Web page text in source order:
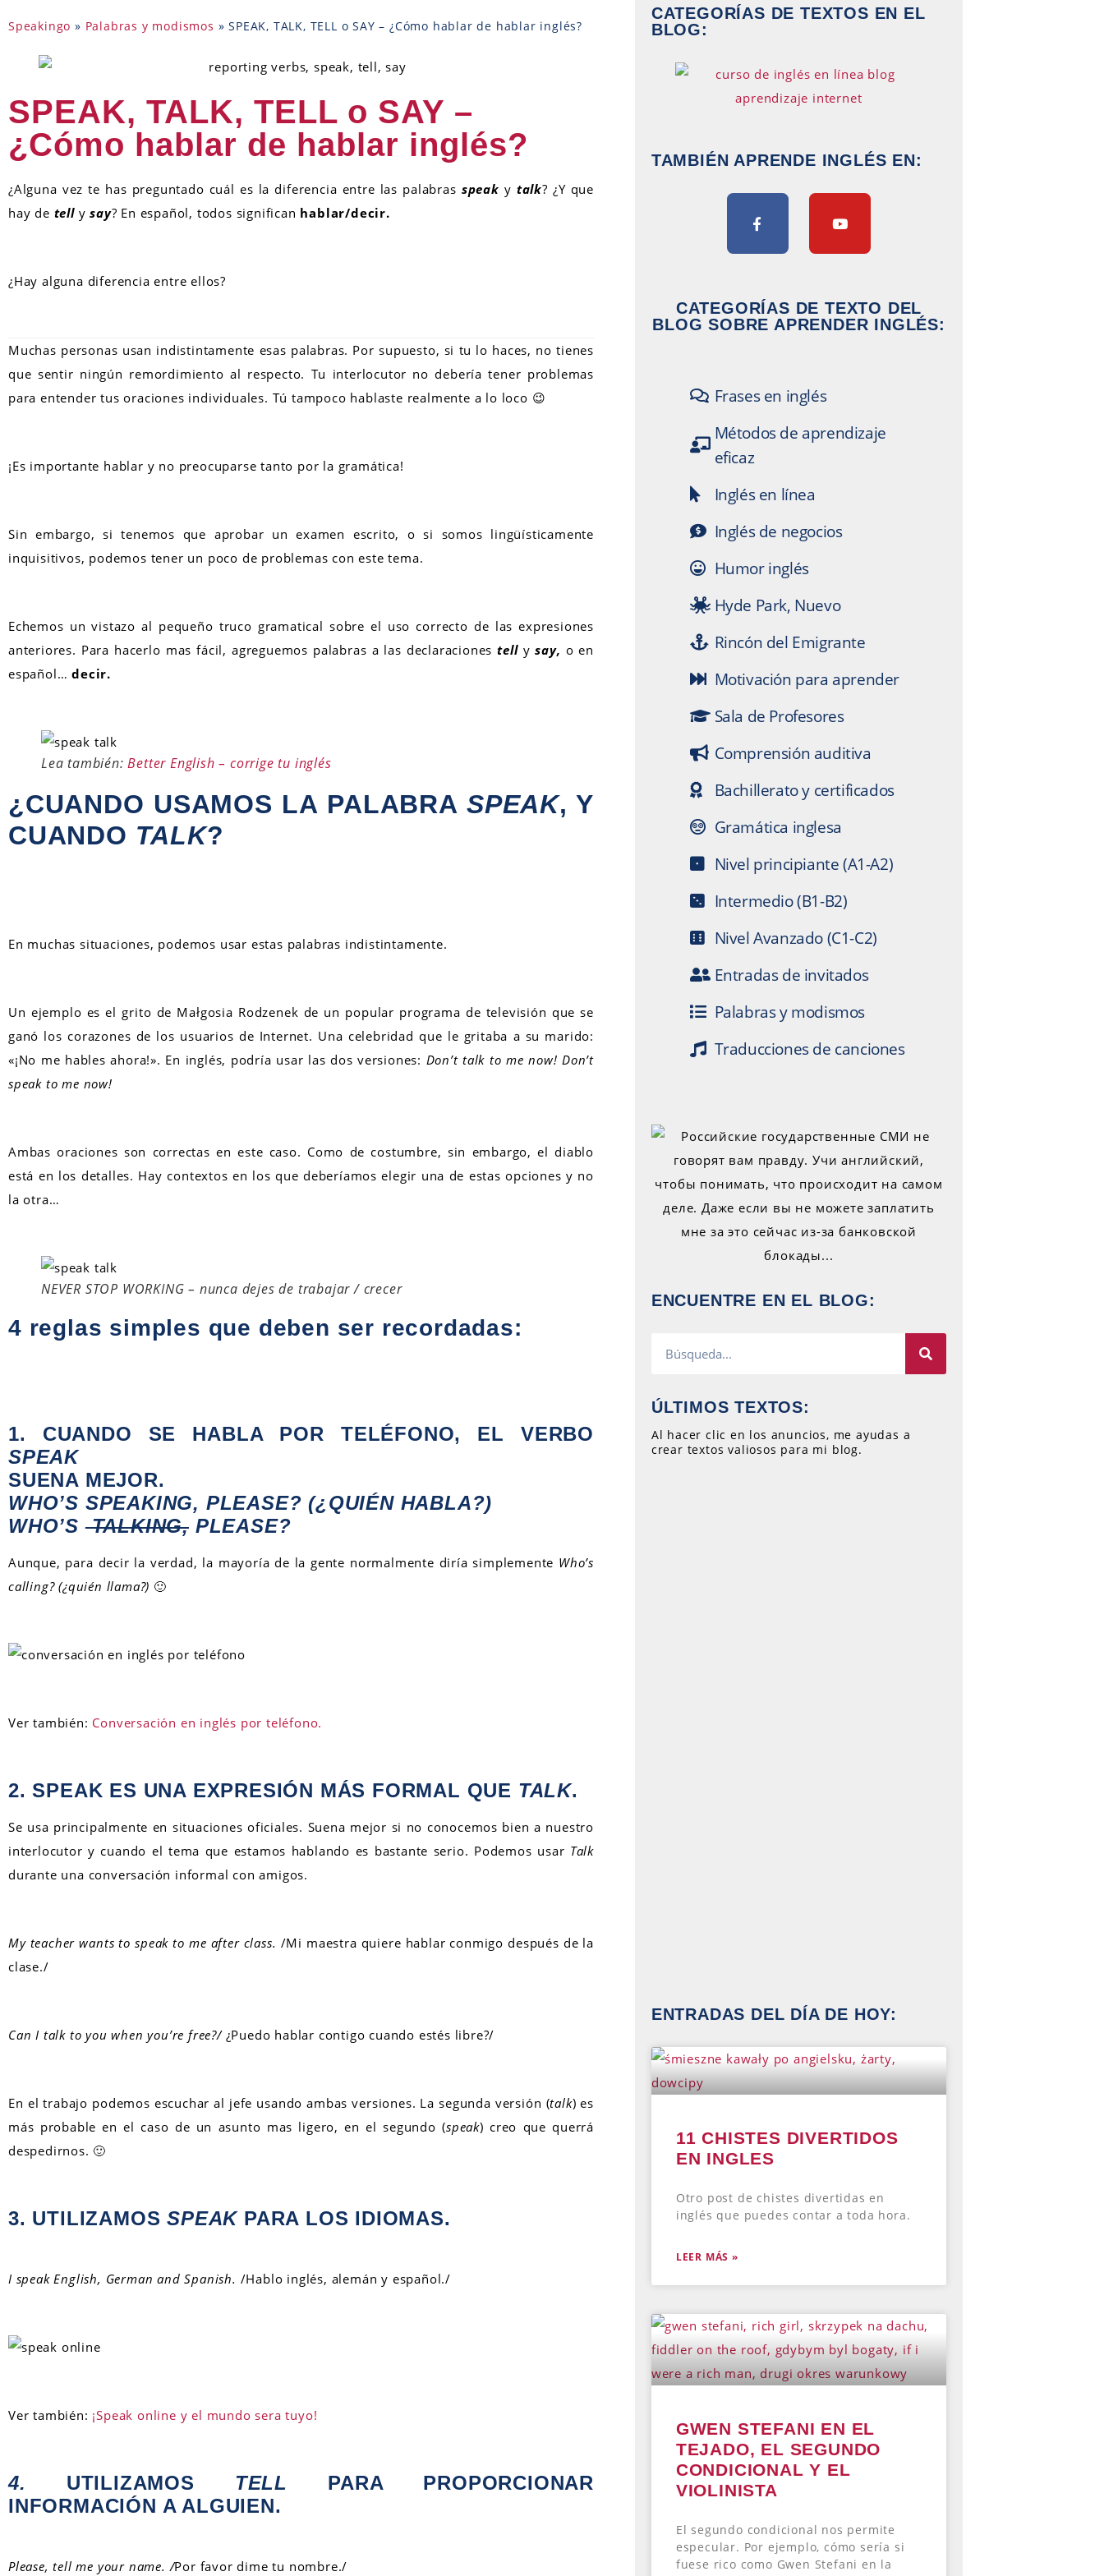
Speakingo » Palabras y modismos »SPEAK, TALK, TELL o SAY – ¿Cómo hablar de hablar inglés?
SPEAK, TALK, TELL o SAY –
¿Cómo hablar de hablar inglés?
¿Alguna vez te has preguntado cuál es la diferencia entre las palabras speak y talk? ¿Y que
hay de tell ysay? En español, todos significan hablar/decir.
¿Hay alguna diferencia entre ellos?
Muchas personas usan indistintamente esas palabras. Por supuesto, si tu lo haces, no tienes
que sentir ningún remordimiento al respecto. Tu interlocutor no debería tener problemas
para entender tus oraciones individuales. Tú tampoco hablaste realmente a lo loco 😉
¡Es importante hablar y no preocuparse tanto por la gramática!
Sin embargo, si tenemos que aprobar un examen escrito, o si somos lingüísticamente
inquisitivos, podemos tener un poco de problemas con este tema.
Echemos un vistazo al pequeño truco gramatical sobre el uso correcto de las expresiones
anteriores. Para hacerlo mas fácil, agreguemos palabras a las declaracionestellysay, o en
español… decir.
Lea también:Better English – corrige tu inglés
¿CUANDO USAMOS LA PALABRASPEAK, Y
CUANDO TALK?
En muchas situaciones, podemos usar estas palabras indistintamente.
Un ejemplo es el grito de Małgosia Rodzenek de un popular programa de televisión que se
ganó los corazones de los usuarios de Internet. Una celebridad que le gritaba a su marido:
«¡No me hables ahora!». En inglés, podría usar las dos versiones: Don’t talk to me now! Don’t
speak to me now!
Ambas oraciones son correctas en este caso. Como de costumbre, sin embargo, el diablo
está en los detalles. Hay contextos en los que deberíamos elegir una de estas opciones y no
la otra…
NEVER STOP WORKING – nunca dejes de trabajar / crecer
4 reglas simples que deben ser recordadas:
1. CUANDO SE HABLA POR TELÉFONO, EL VERBO
SPEAK
SUENA MEJOR.
WHO’S SPEAKING, PLEASE? (¿QUIÉN HABLA?)
WHO’STALKING, PLEASE?
Aunque, para decir la verdad, la mayoría de la gente normalmente diría simplemente Who’s
calling? (¿quién llama?) 🙂
Ver también: Conversación en inglés por teléfono.
2. SPEAK ES UNA EXPRESIÓN MÁS FORMAL QUE TALK.
Se usa principalmente en situaciones oficiales. Suena mejor si no conocemos bien a nuestro
interlocutor y cuando el tema que estamos hablando es bastante serio. Podemos usar Talk
durante una conversación informal con amigos.
My teacher wants to speak to me after class. /Mi maestra quiere hablar conmigo después de la
clase./
Can I talk to you when you’re free?/ ¿Puedo hablar contigo cuando estés libre?/
En el trabajo podemos escuchar al jefe usando ambas versiones. La segunda versión (talk) es
más probable en el caso de un asunto mas ligero, en el segundo (speak) creo que querrá
despedirnos. 🙂
3. UTILIZAMOSSPEAKPARA LOS IDIOMAS.
I speak English, German andSpanish. /Hablo inglés, alemán y español./
Ver también: ¡Speak online y el mundo sera tuyo!
4. UTILIZAMOS TELL PARA PROPORCIONAR
INFORMACIÓN A ALGUIEN.
Please, tell me your name. /Por favor dime tu nombre./
CATEGORÍAS DE TEXTOS EN EL
BLOG:
TAMBIÉN APRENDE INGLÉS EN:
CATEGORÍAS DE TEXTO DEL
BLOG SOBRE APRENDER INGLÉS:
Frases en inglés
Métodos de aprendizaje
eficaz
Inglés en línea
Inglés de negocios
Humor inglés
Hyde Park, Nuevo
Rincón del Emigrante
Motivación para aprender
Sala de Profesores
Comprensión auditiva
Bachillerato y certificados
Gramática inglesa
Nivel principiante (A1-A2)
Intermedio (B1-B2)
Nivel Avanzado (C1-C2)
Entradas de invitados
Palabras y modismos
Traducciones de canciones
ENCUENTRE EN EL BLOG:
ÚLTIMOS TEXTOS:
Al hacer clic en los anuncios, me ayudas a
crear textos valiosos para mi blog.
ENTRADAS DEL DÍA DE HOY:
11 CHISTES DIVERTIDOS
EN INGLES
Otro post de chistes divertidas en
inglés que puedes contar a toda hora.
LEER MÁS »
GWEN STEFANI EN EL
TEJADO, EL SEGUNDO
CONDICIONAL Y EL
VIOLINISTA
El segundo condicional nos permite
especular. Por ejemplo, cómo sería si
fuese rico como Gwen Stefani en la